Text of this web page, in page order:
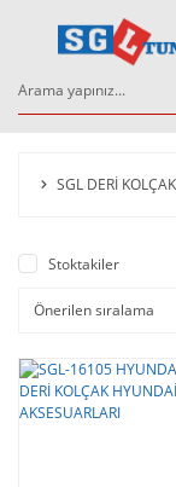
SGL DERİ KOLÇAK
Stoktakiler